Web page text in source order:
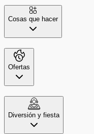
Cosas que hacer
Ofertas
Diversión y fiesta